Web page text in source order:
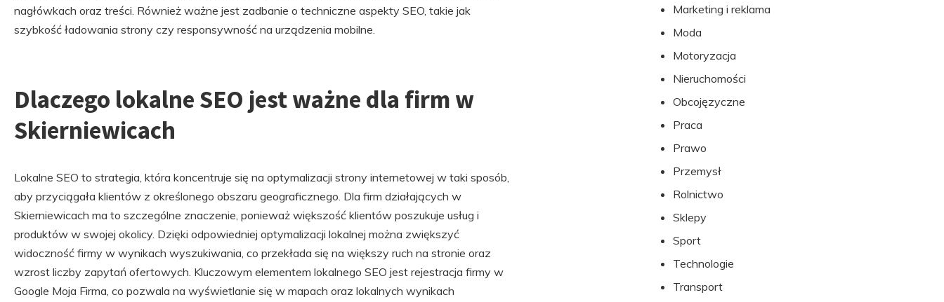
nagłówkach oraz treści. Również ważne jest zadbanie o techniczne aspekty SEO, takie jak
szybkość ładowania strony czy responsywność na urządzenia mobilne.
Dlaczego lokalne SEO jest ważne dla firm w
Skierniewicach
Lokalne SEO to strategia, która koncentruje się na optymalizacji strony internetowej w taki sposób,
aby przyciągała klientów z określonego obszaru geograficznego. Dla firm działających w
Skierniewicach ma to szczególne znaczenie, ponieważ większość klientów poszukuje usług i
produktów w swojej okolicy. Dzięki odpowiedniej optymalizacji lokalnej można zwiększyć
widoczność firmy w wynikach wyszukiwania, co przekłada się na większy ruch na stronie oraz
wzrost liczby zapytań ofertowych. Kluczowym elementem lokalnego SEO jest rejestracja firmy w
Google Moja Firma, co pozwala na wyświetlanie się w mapach oraz lokalnych wynikach
Marketing i reklama
Moda
Motoryzacja
Nieruchomości
Obcojęzyczne
Praca
Prawo
Przemysł
Rolnictwo
Sklepy
Sport
Technologie
Transport